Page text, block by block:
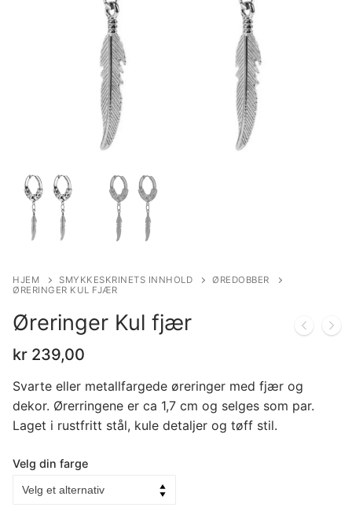
HJEM SMYKKESKRINETS INNHOLD
ØREDOBBER
ØRERINGER KUL FJÆR
Øreringer Kul fjær
kr 239,00
Svarte eller metallfargede øreringer med fjær og
dekor. Ørerringene er ca 1,7 cm og selges som par.
Laget i rustfritt stål, kule detaljer og tøff stil.
Velg din farge